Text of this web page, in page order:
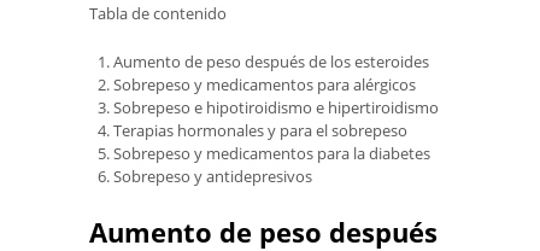
Tabla de contenido
Aumento de peso después de los esteroides
Sobrepeso y medicamentos para alérgicos
Sobrepeso e hipotiroidismo e hipertiroidismo
Terapias hormonales y para el sobrepeso
Sobrepeso y medicamentos para la diabetes
Sobrepeso y antidepresivos
Aumento de peso después